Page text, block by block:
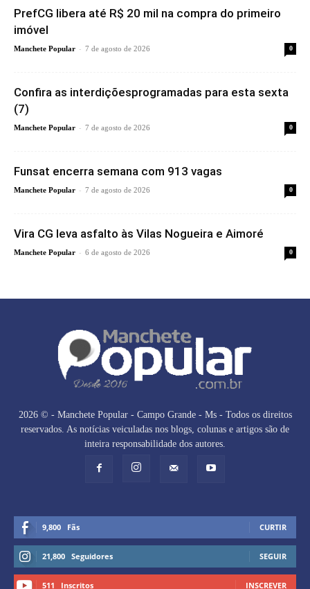
PrefCG libera até R$ 20 mil na compra do primeiro
imóvel
Manchete Popular - 7 de agosto de 2026 0
Confira as interdiçõesprogramadas para esta sexta
(7)
Manchete Popular - 7 de agosto de 2026 0
Funsat encerra semana com 913 vagas
Manchete Popular - 7 de agosto de 2026 0
Vira CG leva asfalto às Vilas Nogueira e Aimoré
Manchete Popular - 6 de agosto de 2026 0
2026 © - Manchete Popular - Campo Grande - Ms - Todos os direitos
reservados. As notícias veiculadas nos blogs, colunas e artigos são de
inteira responsabilidade dos autores.
9,800 Fãs CURTIR
21,800 Seguidores SEGUIR
511 Inscritos INSCREVER